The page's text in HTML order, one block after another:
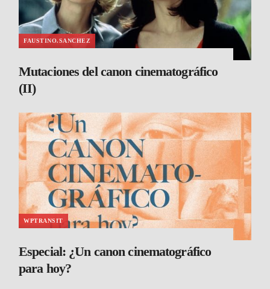
FAUSTINO.SANCHEZ
Mutaciones del canon cinematográfico
(II)
WPTRANSIT
Especial: ¿Un canon cinematográfico
para hoy?